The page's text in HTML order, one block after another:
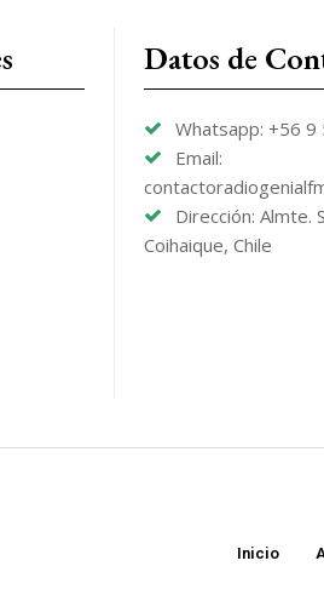
Datos de
Whatsapp: +56
Email:
Dirección: Almte.
Coihaique, Chile
Inicio